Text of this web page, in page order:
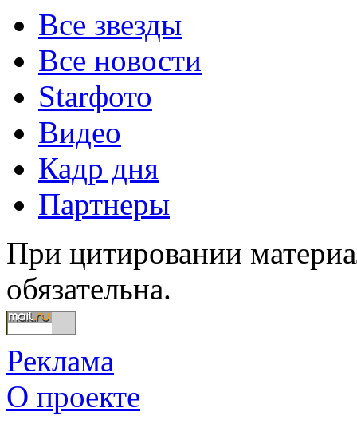
Все звезды
Все новости
Starфото
Видео
Кадр дня
Партнеры
При цитировании
обязательна.
Реклама
О проекте